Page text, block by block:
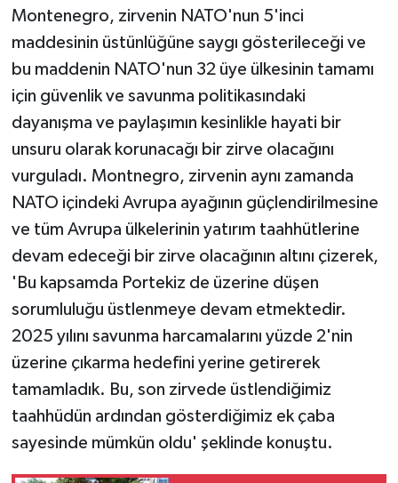
Montenegro, zirvenin NATO'nun 5'inci
maddesinin üstünlüğüne saygı gösterileceği ve
bu maddenin NATO'nun 32 üye ülkesinin tamamı
için güvenlik ve savunma politikasındaki
dayanışma ve paylaşımın kesinlikle hayati bir
unsuru olarak korunacağı bir zirve olacağını
vurguladı. Montnegro, zirvenin aynı zamanda
NATO içindeki Avrupa ayağının güçlendirilmesine
ve tüm Avrupa ülkelerinin yatırım taahhütlerine
devam edeceği bir zirve olacağının altını çizerek,
'Bu kapsamda Portekiz de üzerine düşen
sorumluluğu üstlenmeye devam etmektedir.
2025 yılını savunma harcamalarını yüzde 2'nin
üzerine çıkarma hedefini yerine getirerek
tamamladık. Bu, son zirvede üstlendiğimiz
taahhüdün ardından gösterdiğimiz ek çaba
sayesinde mümkün oldu' şeklinde konuştu.